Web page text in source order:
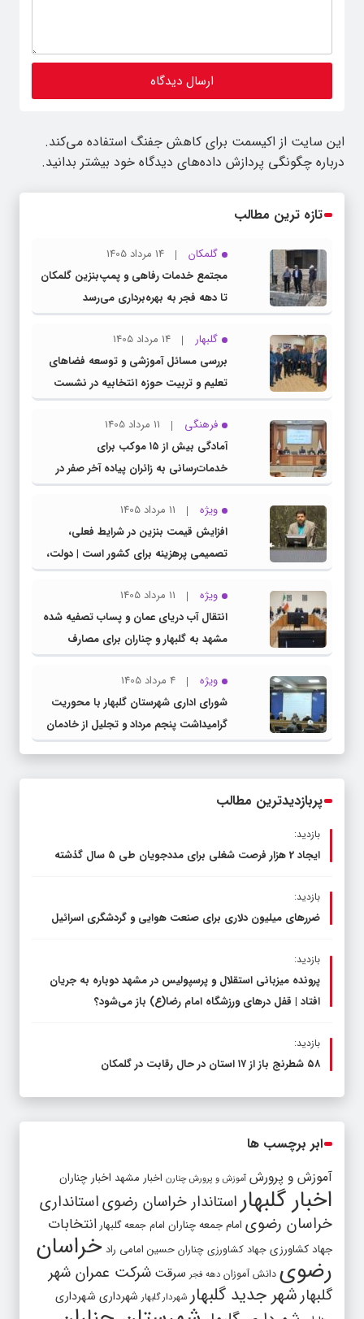
این سایت از اکیسمت برای کاهش جفنگ استفاده می‌کند.
درباره چگونگی پردازش داده‌های دیدگاه خود بیشتر بدانید.
تازه ترین مطالب
گلمکان
14 مرداد 1405
مجتمع خدمات رفاهی و پمپ‌بنزین گلمکان
تا دهه فجر به بهره‌برداری می‌رسد
گلبهار
14 مرداد 1405
بررسی مسائل آموزشی و توسعه فضاهای
تعلیم و تربیت حوزه انتخابیه در نشست
مشترک عضو کمیسیون آموزش مجلس با
مدیرکل آموزش و پرورش خراسان رضوی
فرهنگی
11 مرداد 1405
آمادگی بیش از ۱۵ موکب برای
خدمات‌رسانی به زائران پیاده آخر صفر در
شهرستان چناران
ویژه
11 مرداد 1405
افزایش قیمت بنزین در شرایط فعلی،
تصمیمی پرهزینه برای کشور است | دولت،
قاچاق سوخت و عوامل اصلی ناترازی را
محدود کند، نه سفره مردم
ویژه
11 مرداد 1405
انتقال آب دریای عمان و پساب تصفیه شده
مشهد به گلبهار و چناران برای مصارف
صنعتی و کشاورزی | لزوم تسریع در اجرای
پروژه‌های قطار و آزادراه مشهد- گلبهار-
چناران
ویژه
4 مرداد 1405
شورای اداری شهرستان گلبهار با محوریت
گرامیداشت پنجم مرداد و تجلیل از خادمان
عرصه نماز برگزار شد
پربازدیدترین مطالب
بازدید:
ایجاد 2 هزار فرصت شغلی برای مددجویان طی ۵ سال گذشته
بازدید:
ضررهای میلیون دلاری برای صنعت هوایی و گردشگری اسرائیل
بازدید:
پرونده میزبانی استقلال و پرسپولیس در مشهد دوباره به جریان
افتاد | قفل در‌های ورزشگاه امام رضا(ع) باز می‌شود؟
بازدید:
۵۸ شطرنج‌ باز از ۱۷ استان در حال رقابت در گلمکان
ابر برچسب ها
آموزش و پرورش آموزش و پرورش چنارن اخبار مشهد اخبار چناران
اخبار گلبهاراستاندار خراسان رضویاستانداری
خراسان رضوی امام جمعه چناران امام جمعه گلبهار انتخابات
جهاد کشاورزی جهاد کشاورزی چناران حسین امامی راد خراسان
رضوی دانش آموزان دهه فجر سرقت شرکت عمران شهر
گلبهارشهر جدید گلبهار شهردار گلبهار شهرداری شهرداری